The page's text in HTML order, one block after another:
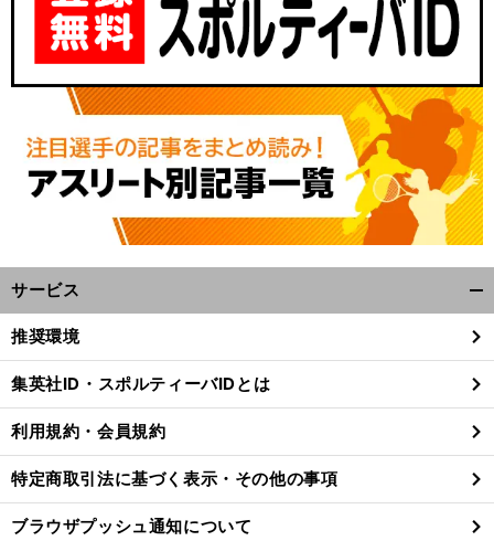
サービス
閉
る
推奨環境
集英社ID・スポルティーバIDとは
利用規約・会員規約
特定商取引法に基づく表示・その他の事項
ブラウザプッシュ通知について